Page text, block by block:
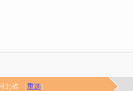
北省 （重选）